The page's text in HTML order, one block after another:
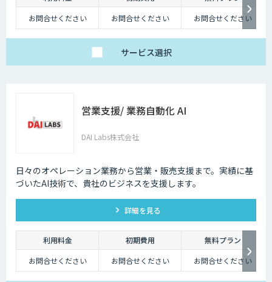
お問合せください
お問合せください お問合せください
サービス選択
営業支援/ 業務自動化 AI
DAI Labs株式会社
日々のオペレーション業務から営業・販売支援まで。実績に基
づいたAI技術で、貴社のビジネスを支援します。
詳細を見る
利用料金 初期費用
無料プラン
お問合せください
お問合せください お問合せください